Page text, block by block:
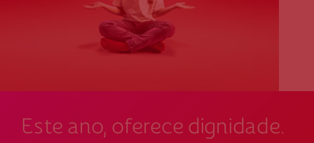
Este ano, oferece dignidade.